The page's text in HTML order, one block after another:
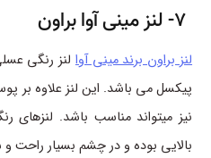
7- لنز مینی آوا براون
لنز براون برند مینی آوا لنز رنگی
پیکسل می باشد. این لنز علاوه بر
نیز میتواند مناسب باشد. لنزهای
بالایی بوده و در چشم بسیار راحت